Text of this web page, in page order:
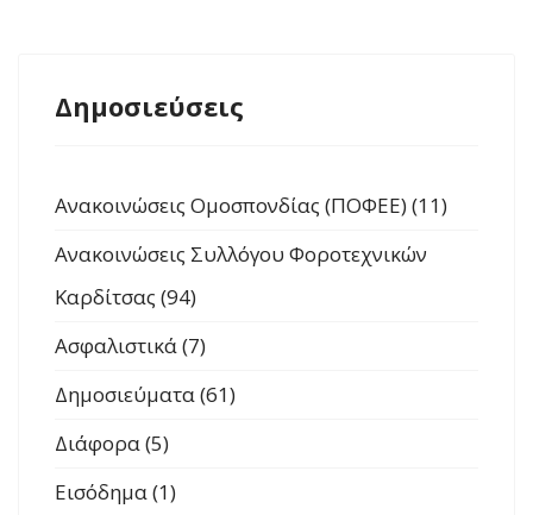
Δημοσιεύσεις
Ανακοινώσεις Ομοσπονδίας (ΠΟΦΕΕ) (11)
Ανακοινώσεις Συλλόγου Φοροτεχνικών
Καρδίτσας (94)
Ασφαλιστικά (7)
Δημοσιεύματα (61)
Διάφορα (5)
Εισόδημα (1)